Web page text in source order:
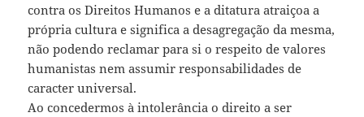
contra os Direitos Humanos e a ditatura atraiçoa a
própria cultura e significa a desagregação da mesma,
não podendo reclamar para si o respeito de valores
humanistas nem assumir responsabilidades de
caracter universal.
Ao concedermos à intolerância o direito a ser